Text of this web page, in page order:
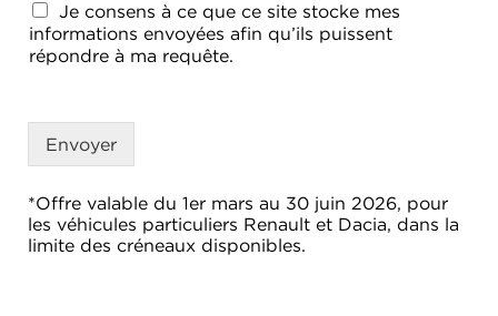
Je consens à ce que ce site stocke mes
informations envoyées afin qu’ils puissent
répondre à ma requête.
Envoyer
*Offre valable du 1er mars au 30 juin 2026, pour
les véhicules particuliers Renault et Dacia, dans la
limite des créneaux disponibles.